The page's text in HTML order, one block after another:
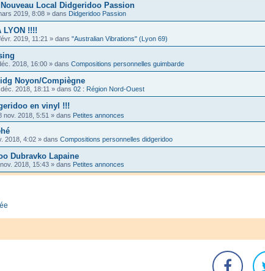
Nouveau Local Didgeridoo Passion
2019, 8:08 » dans Didgeridoo Passion
LYON !!!!
2019, 11:21 » dans "Australian Vibrations" (Lyon 69)
2018, 16:00 » dans Compositions personnelles guimbarde
Noyon/Compiègne
2018, 18:11 » dans 02 : Région Nord-Ouest
en vinyl !!!
nov. 2018, 5:51 » dans Petites annonces
2018, 4:02 » dans Compositions personnelles didgeridoo
Dubravko Lapaine
2018, 15:43 » dans Petites annonces